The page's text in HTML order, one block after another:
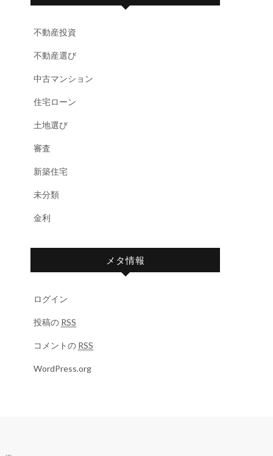
不動産投資
不動産選び
中古マンション
住宅ローン
土地選び
審査
新築住宅
未分類
金利
メタ情報
ログイン
投稿の RSS
コメントの RSS
WordPress.org